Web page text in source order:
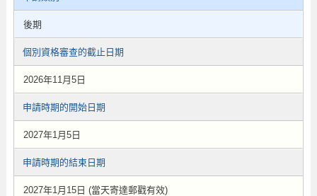
後期
個別資格審查的截止日期
2026年11月5日
申請時期的開始日期
2027年1月5日
申請時期的結束日期
2027年1月15日 (當天寄達郵戳有效)